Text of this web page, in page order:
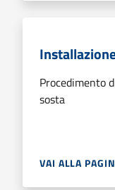
Procedimento
sosta
VAI ALLA